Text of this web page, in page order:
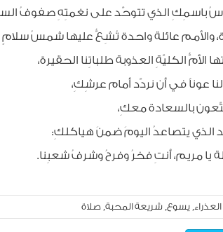
باسمِكِ الذي تتوحّد على نغمتِهِ صفوفُ
والأمم عائلة واحدة تُشِعُّ عليها شمسُ
الأمُّ الكليّةِ العذوبة طلباتِنا الحقيرة،
عوناً في أن نردّد أمام عرشِكِ،
بالسعادة معكِ،
الذي يتصاعدُ اليومَ ضمنَ هياكلكِ:
يا مريم، أنتِ فخرُ وفرحُ وشرفُ شعبِنا.
العذراء, يسوع, شريعة المحبة, صلاة